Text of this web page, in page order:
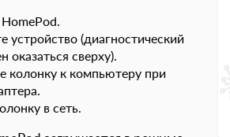
устройство (диагностический
оказаться сверху).
колонку к компьютеру при
в сеть.